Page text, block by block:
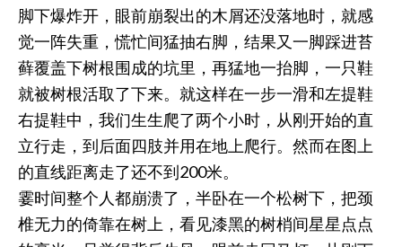
脚下爆炸开，眼前崩裂出的木屑还没落地时，就感
觉一阵失重，慌忙间猛抽右脚，结果又一脚踩进苔
藓覆盖下树根围成的坑里，再猛地一抬脚，一只鞋
就被树根活取了下来。就这样在一步一滑和左提鞋
右提鞋中，我们生生爬了两个小时，从刚开始的直
立行走，到后面四肢并用在地上爬行。然而在图上
的直线距离走了还不到200米。
霎时间整个人都崩溃了，半卧在一个松树下，把颈
椎无力的倚靠在树上，看见漆黑的树梢间星星点点